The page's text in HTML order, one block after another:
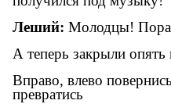
Леший: Молодцы!
А теперь закрыли опять
Вправо, влево
превратись